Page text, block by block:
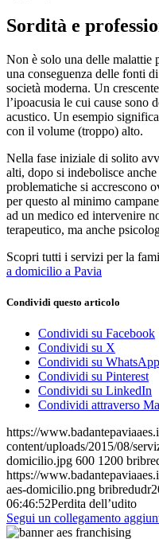
Sordità e
Non è solo una delle malattie
una conseguenza delle fonti
società moderna. Un
l’ipoacusia le cui cause sono
acustico. Un esempio
con il volume (troppo) alto.
Nella fase iniziale di solito
alti, dopo si indebolisce
problematiche si accrescono
per questo al minimo
ad un medico ed intervenire
terapeutico, ma anche
Scopri tutti i servizi per la
a domicilio a Pavia
Condividi questo articolo
Condividi su Facebook
Condividi su X
Condividi su WhatsApp
Condividi su Pinterest
Condividi su LinkedIn
Condividi attraverso
https://
content/uploads/2015/08/
domicilio.jpg 600 1200
https://
aes-domicilio.png bribredudr
06:46:52Perdita dell’udito
Segui un collegamento